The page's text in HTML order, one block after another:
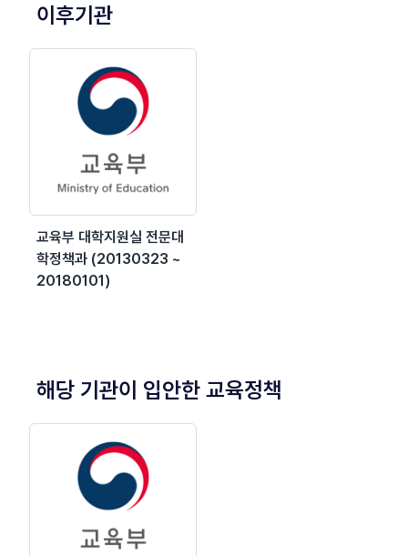
이후기관
교육부 대학지원실 전문대
학정책과 (20130323 ~
20180101)
해당 기관이 입안한 교육정책